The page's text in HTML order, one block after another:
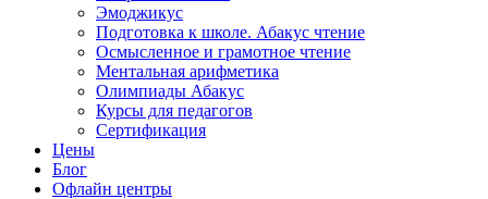
Эмоджикус
Подготовка к школе. Абакус чтение
Осмысленное и грамотное чтение
Ментальная арифметика
Олимпиады Абакус
Курсы для педагогов
Сертификация
Цены
Блог
Офлайн центры